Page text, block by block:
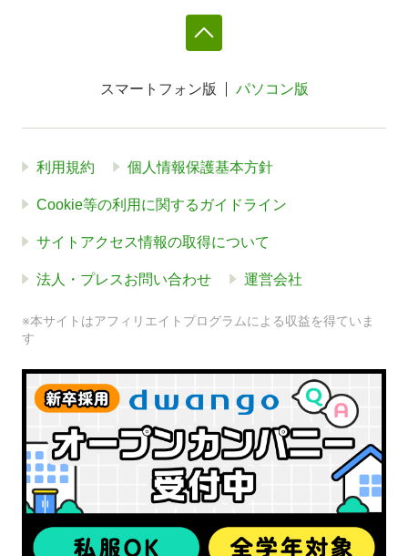
スマートフォン版 パソコン版
利用規約 個人情報保護基本方針
Cookie等の利用に関するガイドライン
サイトアクセス情報の取得について
法人・プレスお問い合わせ 運営会社
※本サイトはアフィリエイトプログラムによる収益を得ていま
す